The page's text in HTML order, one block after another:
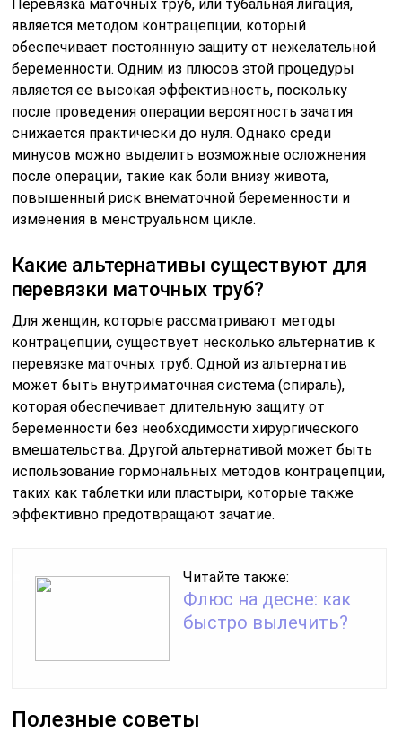
Перевязка маточных труб, или тубальная лигация,
является методом контрацепции, который
обеспечивает постоянную защиту от нежелательной
беременности. Одним из плюсов этой процедуры
является ее высокая эффективность, поскольку
после проведения операции вероятность зачатия
снижается практически до нуля. Однако среди
минусов можно выделить возможные осложнения
после операции, такие как боли внизу живота,
повышенный риск внематочной беременности и
изменения в менструальном цикле.
Какие альтернативы существуют для
перевязки маточных труб?
Для женщин, которые рассматривают методы
контрацепции, существует несколько альтернатив к
перевязке маточных труб. Одной из альтернатив
может быть внутриматочная система (спираль),
которая обеспечивает длительную защиту от
беременности без необходимости хирургического
вмешательства. Другой альтернативой может быть
использование гормональных методов контрацепции,
таких как таблетки или пластыри, которые также
эффективно предотвращают зачатие.
Читайте также:
Флюс на десне: как
быстро вылечить?
Полезные советы